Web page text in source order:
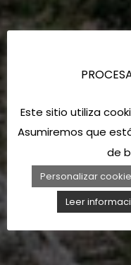
Este sitio utiliza
Asumiremos que
de
Personalizar
Leer